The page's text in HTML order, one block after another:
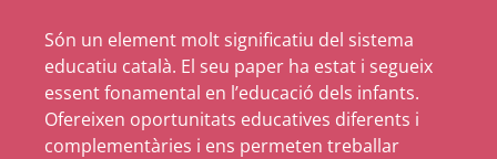
Són un element molt significatiu del sistema
educatiu català. El seu paper ha estat i segueix
essent fonamental en l’educació dels infants.
Ofereixen oportunitats educatives diferents i
complementàries i ens permeten treballar